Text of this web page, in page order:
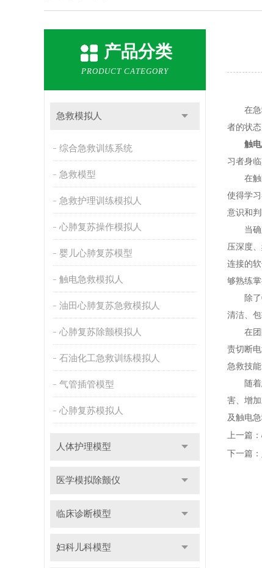
产品分类
PRODUCT CATEGORY
急救模拟人
综合急救训练系统
急救模型
急救护理训练模拟人
心肺复苏操作模拟人
婴儿心肺复苏模型
触电急救模拟人
油田心肺复苏急救模拟人
心肺复苏除颤模拟人
石油化工急救训练模拟人
气管插管模型
心肺复苏模拟人
人体护理模型
医学模拟除颤仪
临床诊断模型
妇科儿科模型
在急救
者的状
触
习者身
在触电
使得学
意识和
当确定
压深度
连接的
够熟练
除了
清洁、
在团队
责切断
急救技
随着急
害、增
及触电
上一篇：
下一篇：